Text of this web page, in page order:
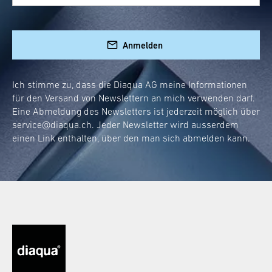
Ein guter Schminkspiegel bietet eine
Vergrösserung, die kleine Details gross
herausbringt, ohne zu verzerren. Wir
empfehlen eine Vergrösserungzwischen 3x
und 5x , um den idealen Kompromiss zwischen
Übersicht und Detailgenauigkeit zu erreichen.
Wie gross sollte dein Schminkspiegel sein?
Die Grösse deines Schminkspiegels hängt von
deinempersönlichen Bedarf
vollständigen Überblick solltest du einen
verschiedene Grössenoptionen an, damit du
den perfekten Partner für deine Beauty-
Sessions findest.
Anmelden
Ich stimme zu, dass die Diaqua AG meine Informationen
für den Versand von Newslettern an mich verwenden darf.
Eine Abmeldung des Newsletters ist jederzeit möglich über
service@diaqua.ch. Jeder Newsletter wird ausserdem
einen Link enthalten, über den man sich abmelden kann.